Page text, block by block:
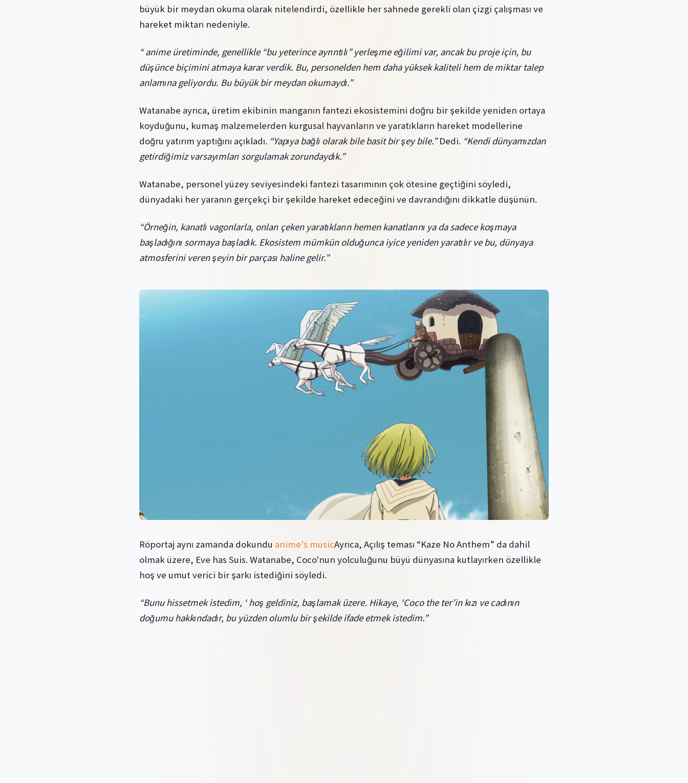
büyük bir meydan okuma olarak nitelendirdi, özellikle her sahnede gerekli olan çizgi çalışması ve
hareket miktarı nedeniyle.
“ anime üretiminde, genellikle “bu yeterince ayrıntılı” yerleşme eğilimi var, ancak bu proje için, bu
düşünce biçimini atmaya karar verdik. Bu, personelden hem daha yüksek kaliteli hem de miktar talep
anlamına geliyordu. Bu büyük bir meydan okumaydı.”
Watanabe ayrıca, üretim ekibinin manganın fantezi ekosistemini doğru bir şekilde yeniden ortaya
koyduğunu, kumaş malzemelerden kurgusal hayvanların ve yaratıkların hareket modellerine
doğru yatırım yaptığını açıkladı. “Yapıya bağlı olarak bile basit bir şey bile.”Dedi. “Kendi dünyamızdan
getirdiğimiz varsayımları sorgulamak zorundaydık.”
Watanabe, personel yüzey seviyesindeki fantezi tasarımının çok ötesine geçtiğini söyledi,
dünyadaki her yaranın gerçekçi bir şekilde hareket edeceğini ve davrandığını dikkatle düşünün.
“Örneğin, kanatlı vagonlarla, onları çeken yaratıkların hemen kanatlarını ya da sadece koşmaya
başladığını sormaya başladık. Ekosistem mümkün olduğunca iyice yeniden yaratılır ve bu, dünyaya
atmosferini veren şeyin bir parçası haline gelir.”
Röportaj aynı zamanda dokundu anime's musicAyrıca, Açılış teması “Kaze No Anthem” da dahil
olmak üzere, Eve has Suis. Watanabe, Coco'nun yolculuğunu büyü dünyasına kutlayırken özellikle
hoş ve umut verici bir şarkı istediğini söyledi.
“Bunu hissetmek istedim, ‘ hoş geldiniz, başlamak üzere. Hikaye, ‘Coco the ter’in kızı ve cadının
doğumu hakkındadır, bu yüzden olumlu bir şekilde ifade etmek istedim.”